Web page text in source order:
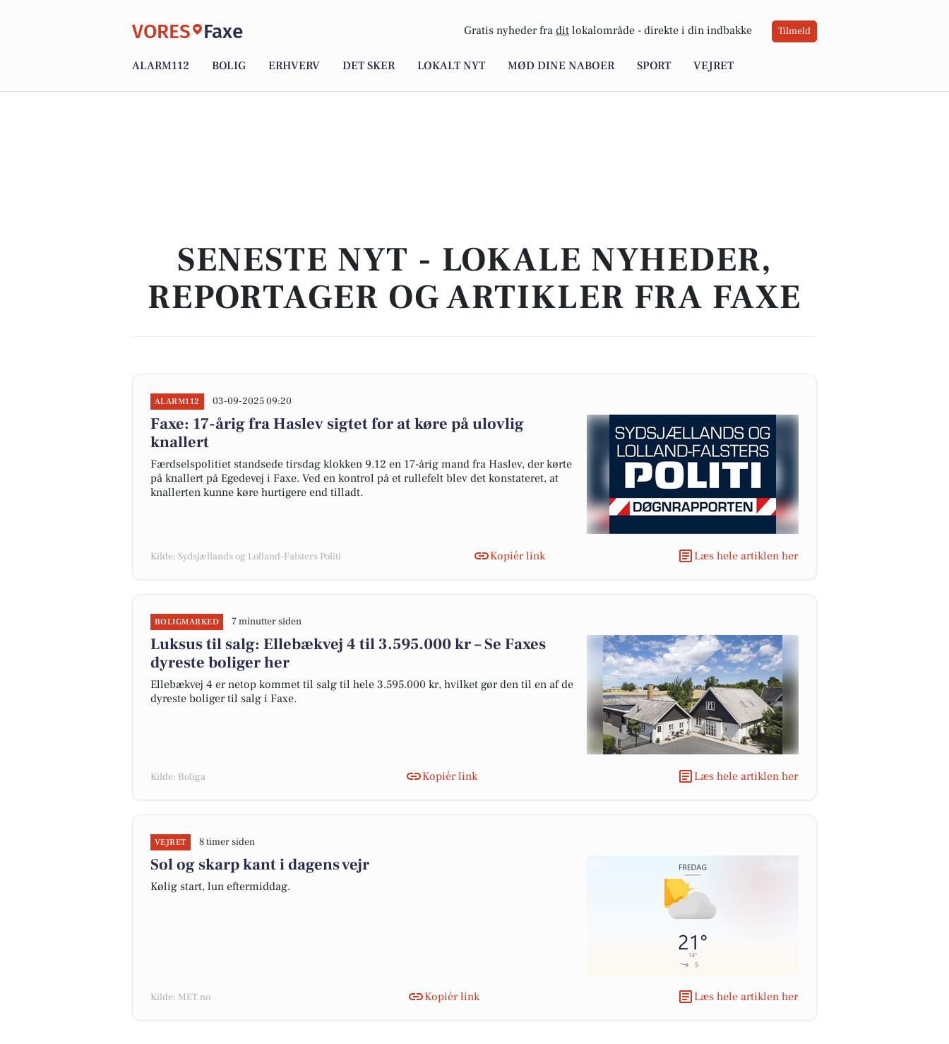
VORES Faxe Gratis nyheder fra dit lokalområde - direkte i din indbakke Tilmeld
ALARM112 BOLIG ERHVERV DET SKER LOKALT NYT MØD DINE NABOER SPORT VEJRET
SENESTE NYT - LOKALE NYHEDER,
REPORTAGER OG ARTIKLER FRA FAXE
ALARM112 03-09-2025 09:20
Faxe: 17-årig fra Haslev sigtet for at køre på ulovlig
knallert
Færdselspolitiet standsede tirsdag klokken 9.12 en 17-årig mand fra Haslev, der kørte
på knallert på Egedevej i Faxe. Ved en kontrol på et rullefelt blev det konstateret, at
knallerten kunne køre hurtigere end tilladt.
Kilde: Sydsjællands og Lolland-Falsters Politi Kopiér link Læs hele artiklen her
BOLIGMARKED 7 minutter siden
Luksus til salg: Ellebækvej 4 til 3.595.000 kr – Se Faxes
dyreste boliger her
Ellebækvej 4 er netop kommet til salg til hele 3.595.000 kr, hvilket gør den til en af de
dyreste boliger til salg i Faxe.
Kilde: Boliga Kopiér link Læs hele artiklen her
VEJRET 8 timer siden
Sol og skarp kant i dagens vejr
Kølig start, lun eftermiddag.
Kilde: MET.no Kopiér link Læs hele artiklen her